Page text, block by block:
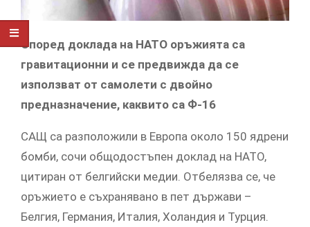
Според доклада на НАТО оръжията са
гравитационни и се предвижда да се
използват от самолети с двойно
предназначение, каквито са Ф-16
САЩ са разположили в Европа около 150 ядрени
бомби, сочи общодостъпен доклад на НАТО,
цитиран от белгийски медии. Отбелязва се, че
оръжието е съхранявано в пет държави –
Белгия, Германия, Италия, Холандия и Турция.